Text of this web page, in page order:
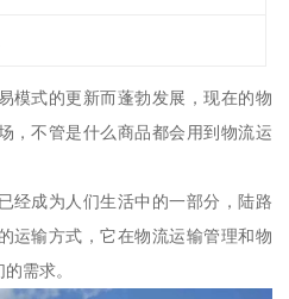
模式的更新而蓬勃发展，现在的物
，不管是什么商品都会用到物流运
经成为人们生活中的一部分，陆路
运输方式，它在物流运输管理和物
需求。